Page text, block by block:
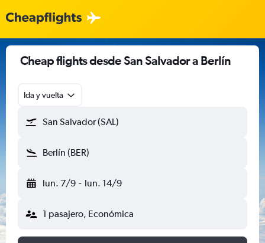
Cheap flights desde San Salvador a Berlín
Ida y vuelta
San Salvador (SAL)
Berlín (BER)
lun. 7/9 - lun. 14/9
1 pasajero, Económica